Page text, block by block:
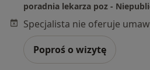
Poproś o wizytę